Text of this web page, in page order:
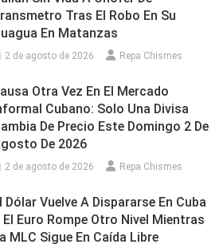
Tras El Robo En Su
En Matanzas
2 de agosto de 2026 Repa Chismes
Otra Vez En El Mercado
Cubano: Solo Una Divisa
De Precio Este Domingo 2 De
De 2026
2 de agosto de 2026 Repa Chismes
Dólar Vuelve A Dispararse En Cuba
El Euro Rompe Otro Nivel Mientras
MLC Sigue En Caída Libre